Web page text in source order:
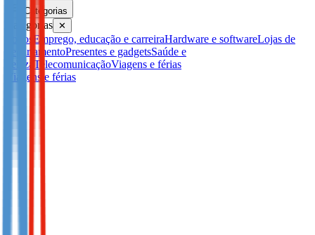
Categorias
Categorias ✕
Todos Emprego, educação e carreiraHardware e softwareLojas de
departamentoPresentes e gadgetsSaúde e
beleza TelecomunicaçãoViagens e férias
Viagens e férias